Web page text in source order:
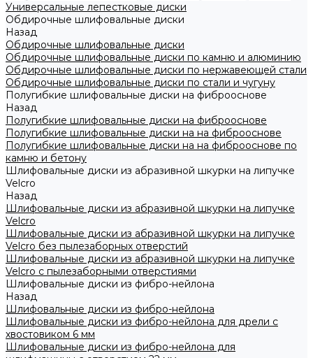
Универсальные лепестковые диски
Обдирочные шлифовальные диски
Назад
Обдирочные шлифовальные диски
Обдирочные шлифовальные диски по камню и алюминию
Обдирочные шлифовальные диски по нержавеющей стали
Обдирочные шлифовальные диски по стали и чугуну
Полугибкие шлифовальные диски на фиброоснове
Назад
Полугибкие шлифовальные диски на фиброоснове
Полугибкие шлифовальные диски на на фиброоснове
Полугибкие шлифовальные диски на на фиброоснове по
камню и бетону
Шлифовальные диски из абразивной шкурки на липучке
Velcro
Назад
Шлифовальные диски из абразивной шкурки на липучке
Velcro
Шлифовальные диски из абразивной шкурки на липучке
Velcro без пылезаборных отверстий
Шлифовальные диски из абразивной шкурки на липучке
Velcro с пылезаборными отверстиями
Шлифовальные диски из фибро-нейлона
Назад
Шлифовальные диски из фибро-нейлона
Шлифовальные диски из фибро-нейлона для дрели с
хвостовиком 6 мм
Шлифовальные диски из фибро-нейлона для